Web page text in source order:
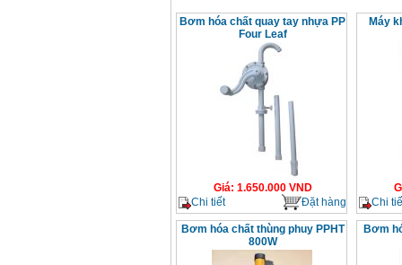
Bơm hóa chất quay tay nhựa PP
Four Leaf
Giá: 1.650.000VND
Chi tiết
Đặt hàng
Máy
Chi
Bơm hóa chất thùng phuy PPHT
800W
Bơm